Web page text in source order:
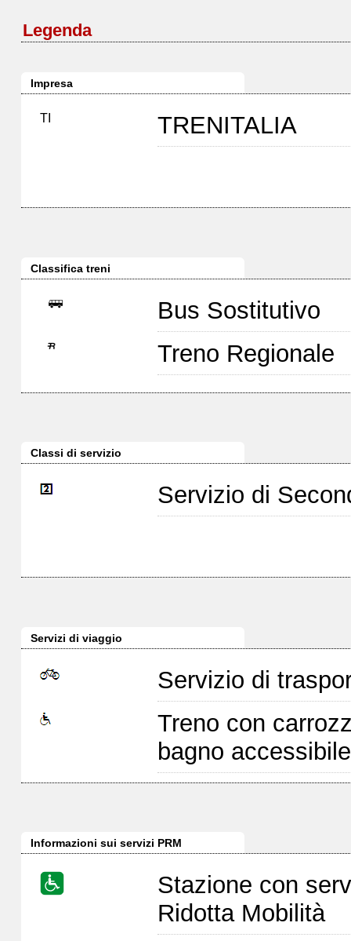
Legenda
Impresa
TI TRENITALIA
Classifica treni
Bus Sostitutivo
Treno Regionale
Classi di servizio
Servizio di
Servizi di viaggio
Servizio di
Treno con
bagno
Informazioni sui servizi PRM
Stazione con
Ridotta Mobilità